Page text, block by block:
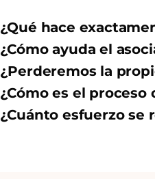
¿Qué hace
¿Cómo ayuda el
¿Perderemos la
¿Cómo es el proceso
¿Cuánto esfuerzo